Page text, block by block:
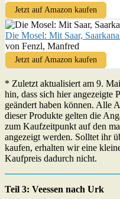
Jetzt auf Amazon kaufen
Die Mosel: Mit Saar,
von Fenzl, Manfred
Jetzt auf Amazon kaufen
* Zuletzt aktualisiert am 9.
hin, dass sich hier angezeigte
geändert haben können. Alle
dieser Produkte gelten die
zum Kaufzeitpunkt auf den
angezeigt werden. Solltet ihr
kaufen, erhalten wir eine
Kaufpreis dadurch nicht.
Teil 3: Veessen nach Urk